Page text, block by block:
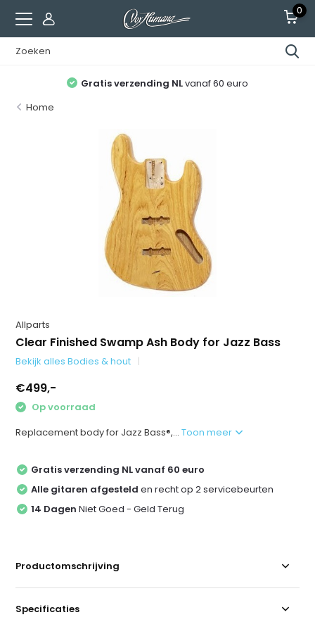
0
Gratis verzending NLvanaf 60 euro
Home
Allparts
Clear Finished Swamp Ash Body for Jazz Bass
Bekijk alles Bodies & hout
€499,-
Op voorraad
Replacement body for Jazz Bass®,...Toon meer
Gratis verzending NL vanaf 60 euro
Alle gitaren afgesteld en recht op 2 servicebeurten
14 Dagen Niet Goed - Geld Terug
Productomschrijving
Specificaties